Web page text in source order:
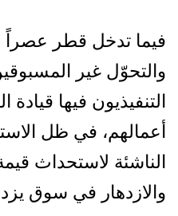
فيما تدخل قطر عصراً
والتحوّل غير
التنفيذيون فيها قيادة
أعمالهم، في ظل
الناشئة لاستحداث
والازدهار في سوق